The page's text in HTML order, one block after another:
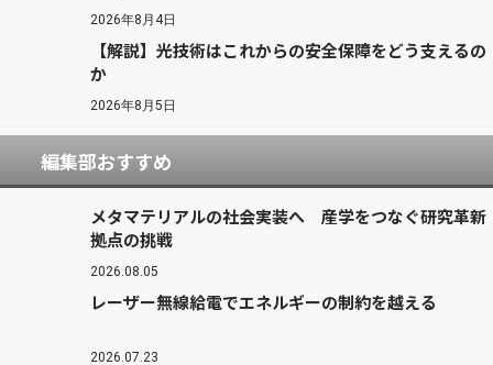
2026年8月4日
【解説】光技術はこれからの安全保障をどう支えるの
か
2026年8月5日
編集部おすすめ
メタマテリアルの社会実装へ 産学をつなぐ研究革新
拠点の挑戦
2026.08.05
レーザー無線給電でエネルギーの制約を越える
2026.07.23